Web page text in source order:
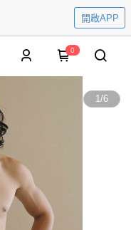
開啟APP
0
1/6